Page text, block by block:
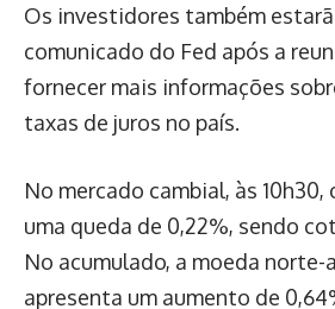
Os investidores também
comunicado do Fed após a
fornecer mais informações
taxas de juros no país.
No mercado cambial, às
uma queda de 0,22%, sendo
No acumulado, a moeda norte-
apresenta um aumento de